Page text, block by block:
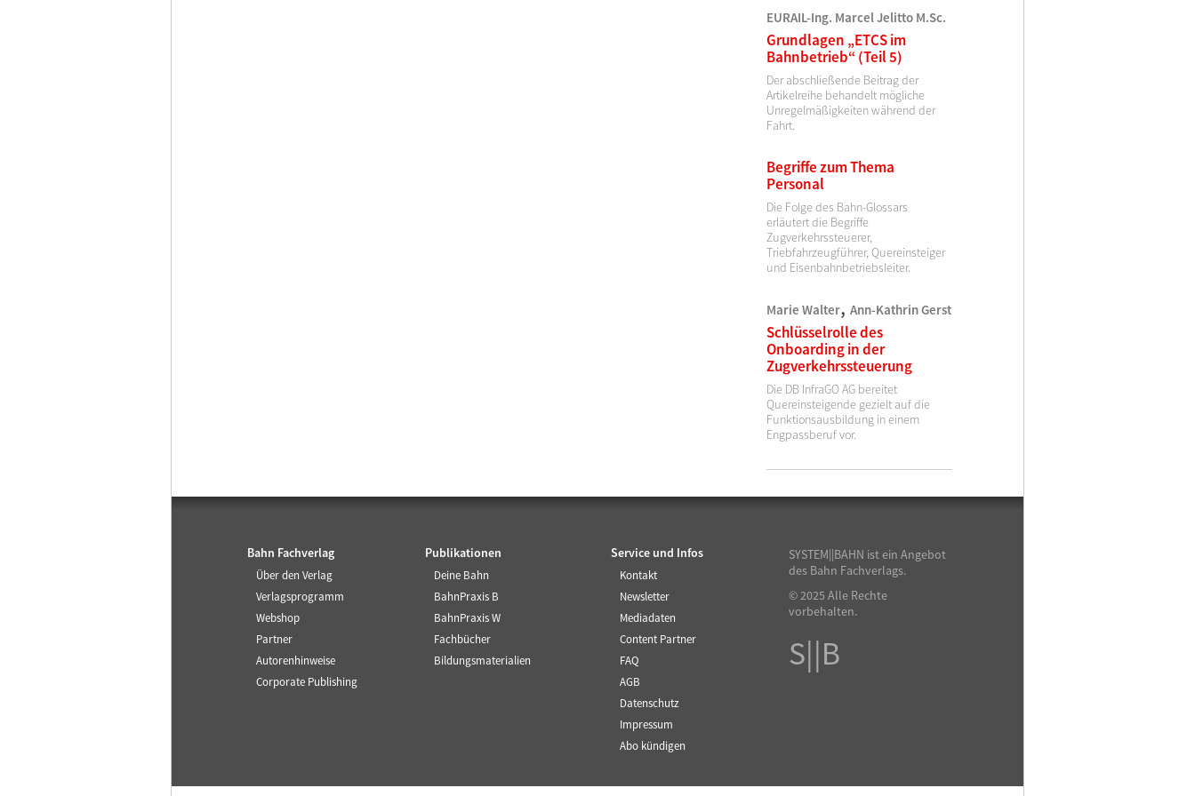
EURAIL-Ing. Marcel Jelitto M.Sc.
Grundlagen „ETCS im
Bahnbetrieb“ (Teil 5)
Der abschließende Beitrag der
Artikelreihe behandelt mögliche
Unregelmäßigkeiten während der
Fahrt.
Begriffe zum Thema
Personal
Die Folge des Bahn-Glossars
erläutert die Begriffe
Zugverkehrssteuerer,
Triebfahrzeugführer, Quereinsteiger
und Eisenbahnbetriebsleiter.
Marie Walter, Ann-Kathrin Gerst
Schlüsselrolle des
Onboarding in der
Zugverkehrssteuerung
Die DB InfraGO AG bereitet
Quereinsteigende gezielt auf die
Funktionsausbildung in einem
Engpassberuf vor.
Bahn Fachverlag
Über den Verlag
Verlagsprogramm
Webshop
Partner
Autorenhinweise
Corporate Publishing
Publikationen
Deine Bahn
BahnPraxis B
BahnPraxis W
Fachbücher
Bildungsmaterialien
Service und Infos
Kontakt
Newsletter
Mediadaten
Content Partner
FAQ
AGB
Datenschutz
Impressum
Abo kündigen
SYSTEM||BAHN ist ein Angebot
des Bahn Fachverlags.
© 2025 Alle Rechte
vorbehalten.
S||B